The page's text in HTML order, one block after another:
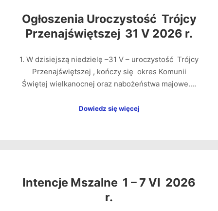
Ogłoszenia Uroczystość Trójcy
Przenajświętszej 31 V 2026 r.
1. W dzisiejszą niedzielę –31 V – uroczystość Trójcy
Przenajświętszej , kończy się okres Komunii
Świętej wielkanocnej oraz nabożeństwa majowe.…
Dowiedz się więcej
Intencje Mszalne 1 – 7 VI 2026
r.